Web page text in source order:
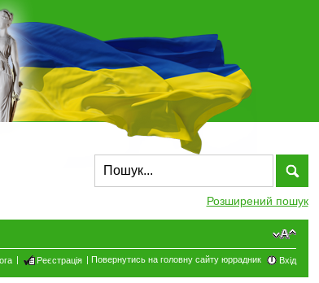
Розширений пошук
| Реєстрація | Повернутись на головну сайту юррадник Вхід